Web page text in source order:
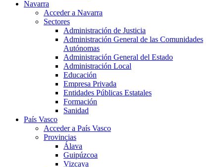
Navarra
Acceder a Navarra
Sectores
Administración de Justicia
Administración General de las Comunidades
Autónomas
Administración General del Estado
Administración Local
Educación
Empresa Privada
Entidades Públicas Estatales
Formación
Sanidad
País Vasco
Acceder a País Vasco
Provincias
Álava
Guipúzcoa
Vizcaya